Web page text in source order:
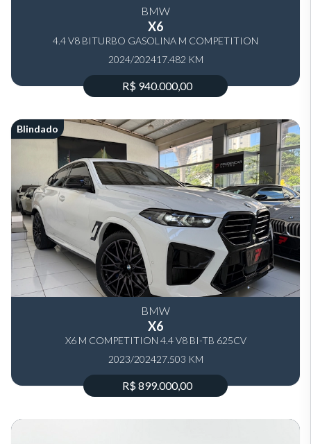
BMW
X6
4.4 V8 BITURBO GASOLINA M COMPETITION
AUTOMÁTICO
2024/202417.482 KM
R$ 940.000,00
Blindado
BMW
X6
X6 M COMPETITION 4.4 V8 BI-TB 625CV
2023/202427.503 KM
R$ 899.000,00